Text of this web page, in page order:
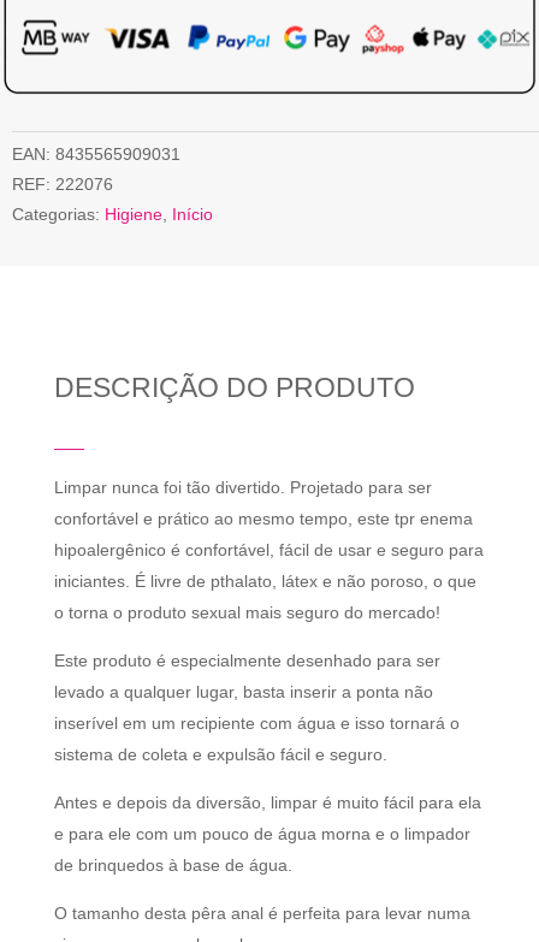
EAN: 8435565909031
REF: 222076
Categorias: Higiene Início
DESCRIÇÃO DO PRODUTO
Limpar nunca foi tão divertido. Projetado para ser
confortável e prático ao mesmo tempo, este tpr enema
hipoalergênico é confortável, fácil de usar e seguro para
iniciantes. É livre de pthalato, látex e não poroso, o que
o torna o produto sexual mais seguro do mercado!
Este produto é especialmente desenhado para ser
levado a qualquer lugar, basta inserir a ponta não
inserível em um recipiente com água e isso tornará o
sistema de coleta e expulsão fácil e seguro.
Antes e depois da diversão, limpar é muito fácil para ela
e para ele com um pouco de água morna e o limpador
de brinquedos à base de água.
O tamanho desta pêra anal é perfeita para levar numa